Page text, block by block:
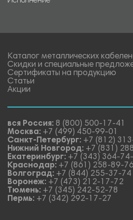
Каталог металлических
Скидки и специальные
Сертификаты на продукцию
Статьи
Акции
вся Россия: 8 (800) 500-17-41
Москва: +7 (499) 450-99-01
Санкт-Петербург: +7 (812)
Нижний Новгород: +7 (831)
Екатеринбург: +7 (343) 364-
Краснодар: +7 (861) 258-89-76
Волгоград: +7 (844) 255-37-74
Воронеж: +7 (473) 212-17-72
Тюмень: +7 (345) 242-52-78
Пермь: +7 (342) 292-17-27